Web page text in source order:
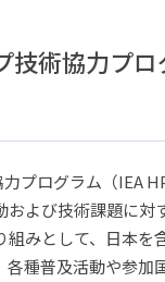
技術協力プロ
プログラム（IEA
および技術課題に対
組みとして、日本を
各種普及活動や参加